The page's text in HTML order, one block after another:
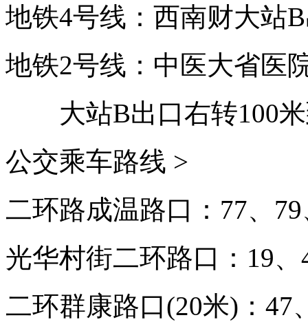
地铁4号线：西南财大站
地铁2号线：中医大省医
大站B出口右转100
公交乘车路线 >
二环路成温路口：77、
光华村街二环路口：19、
二环群康路口(20米)：47